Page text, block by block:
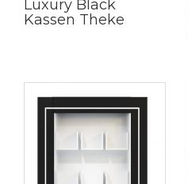
Luxury Black
Kassen Theke